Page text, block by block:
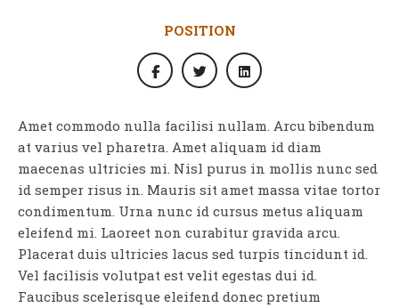
POSITION
Amet commodo nulla facilisi nullam. Arcu bibendum
at varius vel pharetra. Amet aliquam id diam
maecenas ultricies mi. Nisl purus in mollis nunc sed
id semper risus in. Mauris sit amet massa vitae tortor
condimentum. Urna nunc id cursus metus aliquam
eleifend mi. Laoreet non curabitur gravida arcu.
Placerat duis ultricies lacus sed turpis tincidunt id.
Vel facilisis volutpat est velit egestas dui id.
Faucibus scelerisque eleifend donec pretium